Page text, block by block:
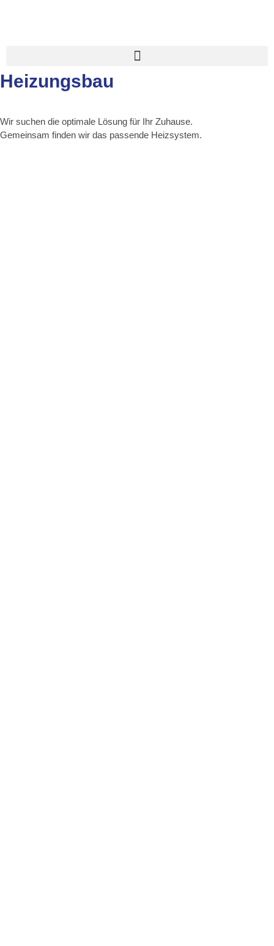
Heizungsbau
Wir suchen die optimale Lösung für Ihr Zuhause.
Gemeinsam finden wir das passende Heizsystem.